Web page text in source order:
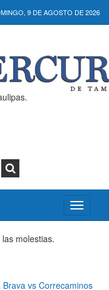
9 DE AGOSTO DE 2026
Activar/
menú
molestias.